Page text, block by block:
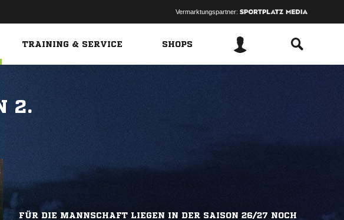
Vermarktungspartner:
TRAINING & SERVICE SHOPS
2.
FÜR DIE MANNSCHAFT LIEGEN IN DER SAISON 26/27 NOCH